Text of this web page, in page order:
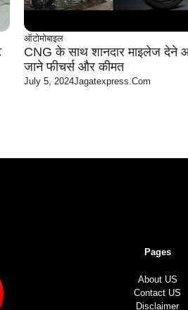
ऑटोमोबाइल
CNG के साथ शानदार माइलेज
जाने फीचर्स और कीमत
July 5, 2024Jagatexpress.com
Pages
About US
Contact US
Disclaimer